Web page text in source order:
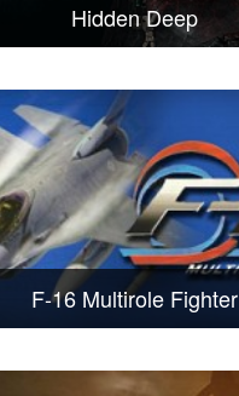
Hidden Deep
F-16 Multirole Fighter